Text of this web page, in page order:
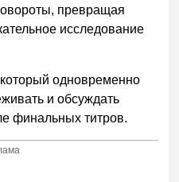
превращая
исследование
одновременно
и обсуждать
финальных титров.